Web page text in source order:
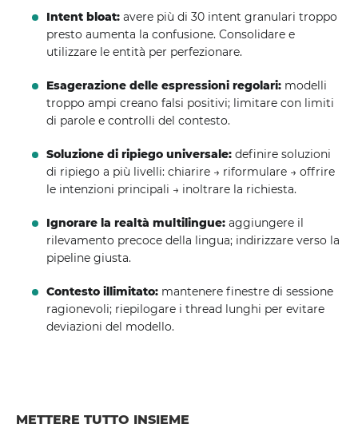
Intent bloat: avere più di 30 intent granulari troppo
presto aumenta la confusione. Consolidare e
utilizzare le entità per perfezionare.
Esagerazione delle espressioni regolari: modelli
troppo ampi creano falsi positivi; limitare con limiti
di parole e controlli del contesto.
Soluzione di ripiego universale: definire soluzioni
di ripiego a più livelli: chiarire → riformulare → offrire
le intenzioni principali → inoltrare la richiesta.
Ignorare la realtà multilingue: aggiungere il
rilevamento precoce della lingua; indirizzare verso la
pipeline giusta.
Contesto illimitato: mantenere finestre di sessione
ragionevoli; riepilogare i thread lunghi per evitare
deviazioni del modello.
METTERE TUTTO INSIEME